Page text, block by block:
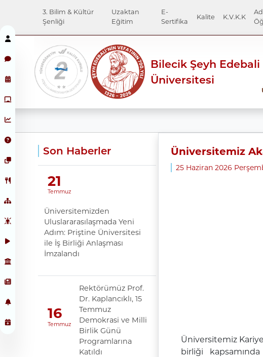
3. Bilim & Kültür
Şenliği
Uzaktan
Eğitim
E-
Sertifika
Kalite K.V.K.K
Bilecik Şeyh Edebali
Üniversitesi
Son Haberler
21
Temmuz
Üniversitemizden
Uluslararasılaşmada Yeni
Adım: Priştine Üniversitesi
ile İş Birliği Anlaşması
İmzalandı
16
Temmuz
Rektörümüz Prof.
Dr. Kaplancıklı, 15
Temmuz
Demokrasi ve Milli
Birlik Günü
Programlarına
Katıldı
Üniversitemiz
25 Haziran 2026
Üniversitemiz
birliği